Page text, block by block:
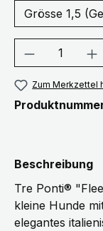
Produkt
Zum Merkzettel
Beschreibung
Tre Ponti®
kleine Hunde
elegantes